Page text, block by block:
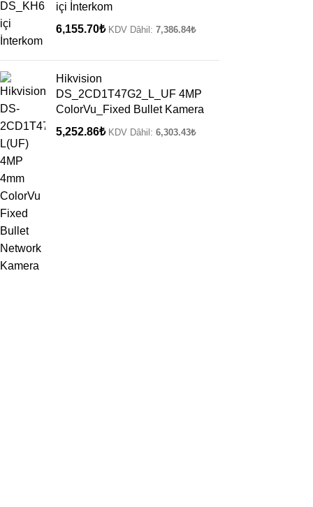
içi İnterkom
6,155.70₺ KDV Dâhil: 7,386.84₺
Hikvision
DS_2CD1T47G2_L_UF 4MP
ColorVu_Fixed Bullet Kamera
5,252.86₺ KDV Dâhil: 6,303.43₺